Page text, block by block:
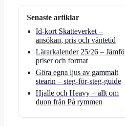
Senaste artiklar
Id-kort Skatteverket –
ansökan, pris och väntetid
Lärarkalender 25/26 –
priser och format
Göra egna ljus av gammalt
stearin – steg-för-steg-guide
Hjalle och Heavy – allt om
duon från På rymmen